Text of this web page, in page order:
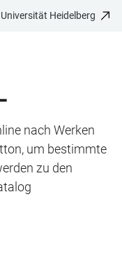
Universität Heidelberg
nach Werken
um bestimmte
zu den